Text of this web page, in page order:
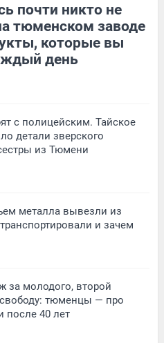
почти никто не
тюменском заводе
которые вы
день
с полицейским. Тайское
детали зверского
из Тюмени
металла вывезли из
и зачем
за молодого, второй
тюменцы — про
после 40 лет